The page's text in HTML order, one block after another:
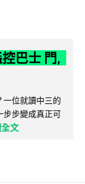
巴士 門,
一位就讀中三的
步步變成真正可
文